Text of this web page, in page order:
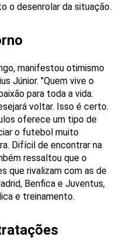
o desenrolar da situação.
manifestou otimismo
Júnior. "Quem vive o
para toda a vida.
voltar. Isso é certo.
oferece um tipo de
o futebol muito
Difícil de encontrar na
ressaltou que o
que rivalizam com as de
Benfica e Juventus,
e treinamento.